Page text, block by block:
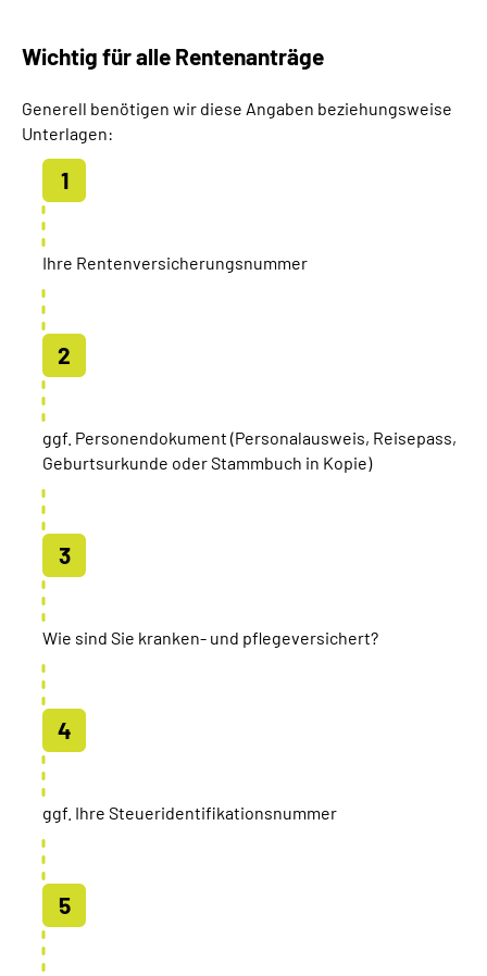
Wichtig für alle Rentenanträge
Generell benötigen wir diese Angaben beziehungsweise
Unterlagen:
Ihre Rentenversicherungsnummer
ggf. Personendokument (Personalausweis, Reisepass,
Geburtsurkunde oder Stammbuch in Kopie)
Wie sind Sie kranken- und pflegeversichert?
ggf. Ihre Steueridentifikationsnummer